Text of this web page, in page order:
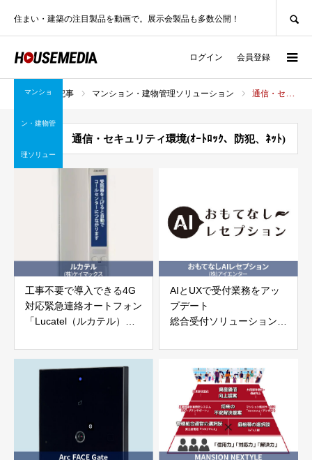
住まい・建築の注目製品を動画で。展示会製品も多数公開！
ログイン 会員登録
製品記事 マンション・建物管理ソリューション 通信・セキュリティ環境(ｵｰﾄﾛｯｸ、防犯、ﾈｯﾄ)
マンショ
ン・建物管
理ソリュー
通信・セキュリティ環境(ｵｰﾄﾛｯｸ、防犯、ﾈｯﾄ)
工事不要で導入できる4G
対応緊急連絡オートフォン
「Lucatel（ルカテル）」
AIとUXで受付業務をアッ
プデート
総合受付ソリューション
ン」株式会社アイエンター